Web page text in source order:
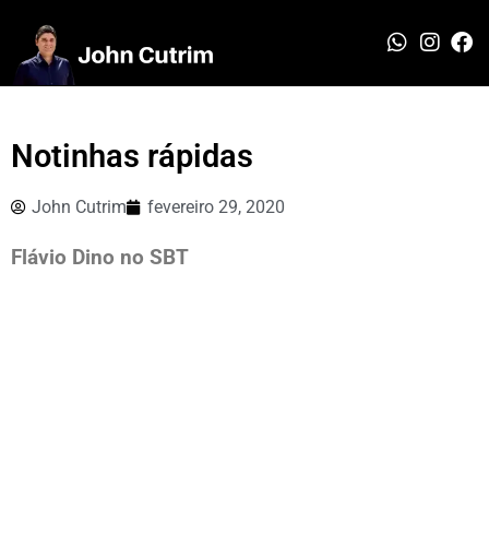
Notinhas rápidas
John Cutrim fevereiro 29, 2020
Flávio Dino no SBT